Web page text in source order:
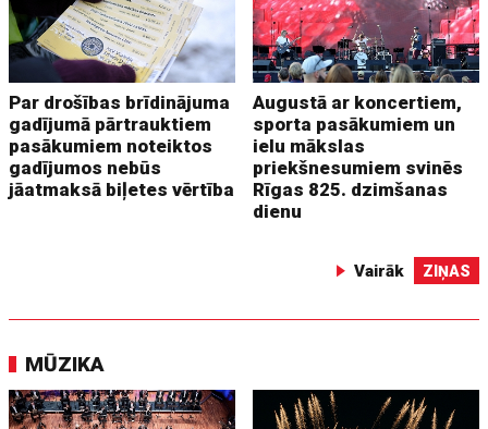
Par drošības brīdinājuma
gadījumā pārtrauktiem
pasākumiem noteiktos
gadījumos nebūs
jāatmaksā biļetes vērtība
Augustā ar koncertiem,
sporta pasākumiem un
ielu mākslas
priekšnesumiem svinēs
Rīgas 825. dzimšanas
dienu
Vairāk ZIŅAS
MŪZIKA